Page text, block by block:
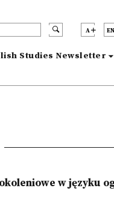
A EN
Studies Newsletter
w języku